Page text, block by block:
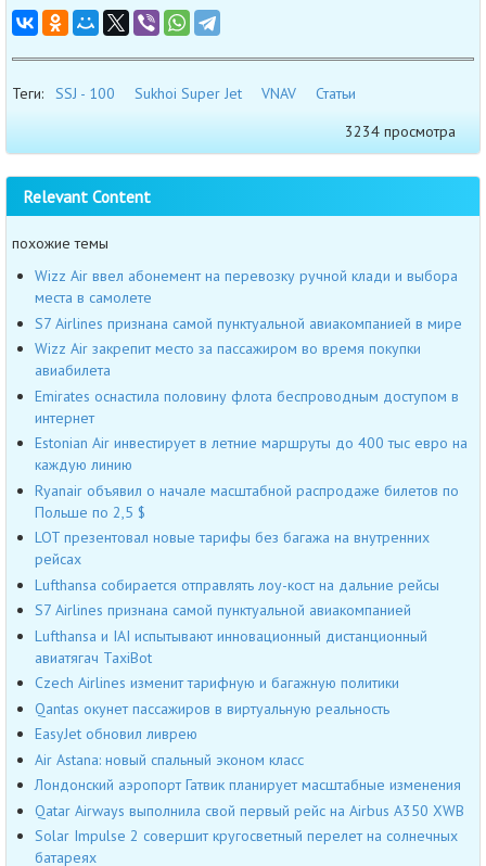
Теги: SSJ - 100 Sukhoi Super Jet VNAV
Статьи
3234 просмотра
Relevant Content
похожие темы
Wizz Air ввел абонемент на перевозку ручной клади и выбора
места в самолете
S7 Airlines признана самой пунктуальной авиакомпанией в мире
Wizz Air закрепит место за пассажиром во время покупки
авиабилета
Emirates оснастила половину флота беспроводным доступом в
интернет
Estonian Air инвестирует в летние маршруты до 400 тыс евро на
каждую линию
Ryanair объявил о начале масштабной распродаже билетов по
Польше по 2,5 $
LOT презентовал новые тарифы без багажа на внутренних
рейсах
Lufthansa собирается отправлять лоу-кост на дальние рейсы
S7 Airlines признана самой пунктуальной авиакомпанией
Lufthansa и IAI испытывают инновационный дистанционный
авиатягач TaxiBot
Czech Airlines изменит тарифную и багажную политики
Qantas окунет пассажиров в виртуальную реальность
EasyJet обновил ливрею
Air Astana: новый спальный эконом класс
Лондонский аэропорт Гатвик планирует масштабные изменения
Qatar Airways выполнила свой первый рейс на Airbus A350 XWB
Solar Impulse 2 совершит кругосветный перелет на солнечных
батареях